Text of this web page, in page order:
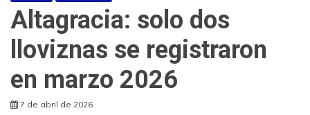
Altagracia: solo dos
lloviznas se registraron
en marzo 2026
7 de abril de 2026